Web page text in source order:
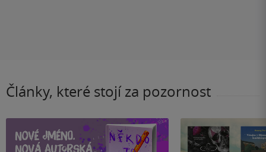
Články, které stojí za pozornost